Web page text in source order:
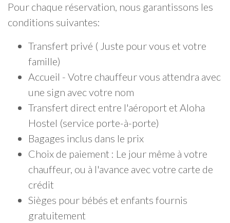
Pour chaque réservation, nous garantissons les
conditions suivantes:
Transfert privé ( Juste pour vous et votre
famille)
Accueil - Votre chauffeur vous attendra avec
une sign avec votre nom
Transfert direct entre l'aéroport et Aloha
Hostel (service porte-à-porte)
Bagages inclus dans le prix
Choix de paiement : Le jour même à votre
chauffeur, ou à l'avance avec votre carte de
crédit
Sièges pour bébés et enfants fournis
gratuitement